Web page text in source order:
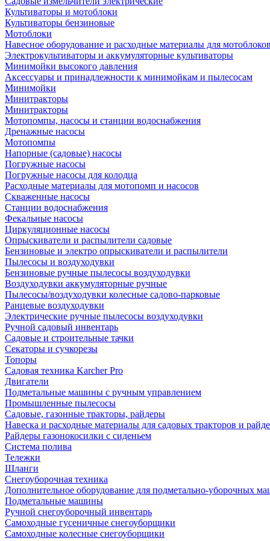
Культиваторы и мотоблоки
Культиваторы бензиновые
Мотоблоки
Навесное оборудование и расходные материалы для
Электрокультиваторы и аккумуляторные культиваторы
Минимойки высокого давления
Аксессуары и принадлежности к минимойкам и пылесосам
Минимойки
Минитракторы
Минитракторы
Мотопомпы, насосы и станции водоснабжения
Дренажные насосы
Мотопомпы
Напорные (садовые) насосы
Погружные насосы
Погружные насосы для колодца
Расходные материалы для мотопомп и насосов
Скваженные насосы
Станции водоснабжения
Фекальные насосы
Циркуляционные насосы
Опрыскиватели и распылители садовые
Бензиновые и электро опрыскиватели и распылители
Пылесосы и воздуходувки
Бензиновые ручные пылесосы воздуходувки
Воздуходувки аккумуляторные ручные
Пылесосы/воздуходувки колесные садово-парковые
Ранцевые воздуходувки
Электрические ручные пылесосы воздуходувки
Ручной садовый инвентарь
Садовые и строительные тачки
Секаторы и сучкорезы
Топоры
Садовая техника Karcher Pro
Двигатели
Подметальные машины с ручным управлением
Промышленные пылесосы
Садовые, газонные тракторы, райдеры
Навеска и расходные материалы для садовых тракторов и
Райдеры газонокосилки с сиденьем
Система полива
Тележки
Шланги
Снегоуборочная техника
Дополнительное оборудование для подметально-уборочных
Подметальные машины
Ручной снегоуборочный инвентарь
Самоходные гусеничные снегоуборщики
Самоходные колесные снегоуборщики